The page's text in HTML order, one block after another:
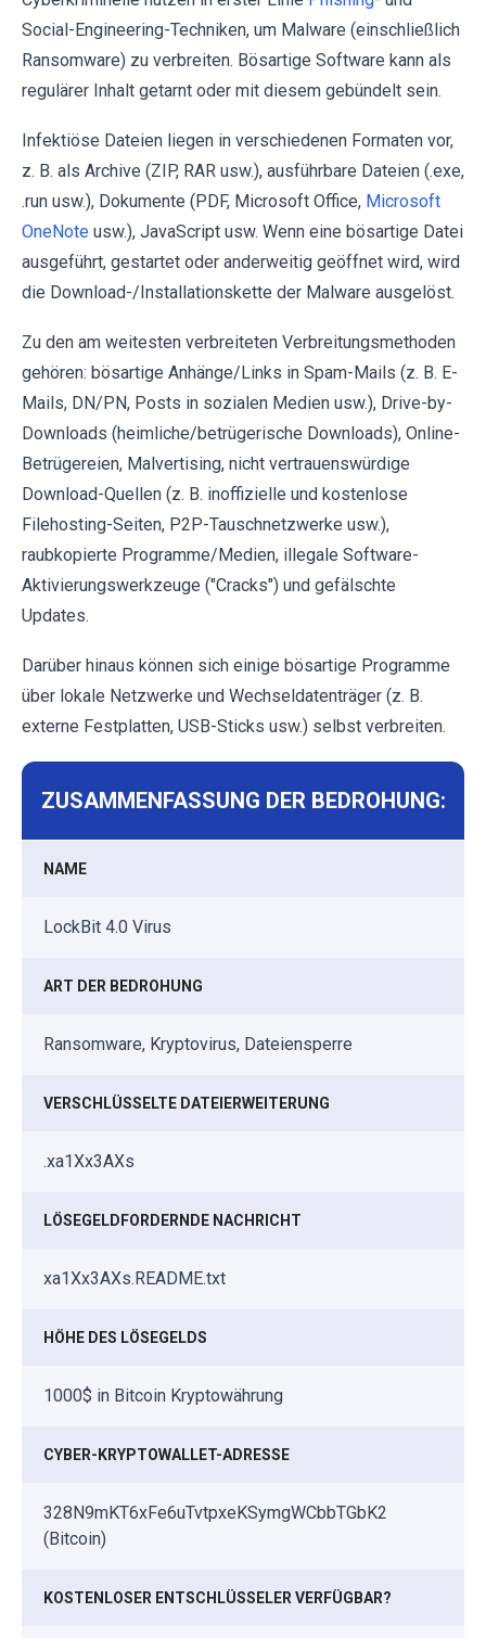
Social-Engineering-Techniken, um Malware (einschließlich
Ransomware) zu verbreiten. Bösartige Software kann als
regulärer Inhalt getarnt oder mit diesem gebündelt sein.
Infektiöse Dateien liegen in verschiedenen Formaten vor,
z. B. als Archive (ZIP, RAR usw.), ausführbare Dateien (.exe,
.run usw.), Dokumente (PDF, Microsoft Office, Microsoft
OneNote usw.), JavaScript usw. Wenn eine bösartige Datei
ausgeführt, gestartet oder anderweitig geöffnet wird, wird
die Download-/Installationskette der Malware ausgelöst.
Zu den am weitesten verbreiteten Verbreitungsmethoden
gehören: bösartige Anhänge/Links in Spam-Mails (z. B. E-
Mails, DN/PN, Posts in sozialen Medien usw.), Drive-by-
Downloads (heimliche/betrügerische Downloads), Online-
Betrügereien, Malvertising, nicht vertrauenswürdige
Download-Quellen (z. B. inoffizielle und kostenlose
Filehosting-Seiten, P2P-Tauschnetzwerke usw.),
raubkopierte Programme/Medien, illegale Software-
Aktivierungswerkzeuge ("Cracks") und gefälschte
Updates.
Darüber hinaus können sich einige bösartige Programme
über lokale Netzwerke und Wechseldatenträger (z. B.
externe Festplatten, USB-Sticks usw.) selbst verbreiten.
ZUSAMMENFASSUNG DER BEDROHUNG:
NAME
LockBit 4.0 Virus
ART DER BEDROHUNG
Ransomware, Kryptovirus, Dateiensperre
VERSCHLÜSSELTE DATEIERWEITERUNG
.xa1Xx3AXs
LÖSEGELDFORDERNDE NACHRICHT
xa1Xx3AXs.README.txt
HÖHE DES LÖSEGELDS
1000$ in Bitcoin Kryptowährung
CYBER-KRYPTOWALLET-ADRESSE
328N9mKT6xFe6uTvtpxeKSymgWCbbTGbK2
(Bitcoin)
KOSTENLOSER ENTSCHLÜSSELER VERFÜGBAR?